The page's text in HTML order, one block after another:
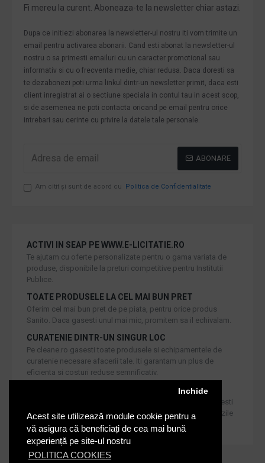
Acest site utilizează module cookie pentru a
vă asigura că beneficiați de cea mai bună
experiență pe site-ul nostru
POLITICA COOKIES
Inchide
Fi mereu la curent. Aboneaza-te la newsletter chiar astazi.
Dupa ce initiezi abonarea la newsletter-ul nostru iti vom trimite un
email pentru activarea abonarii. Cand esti abonat la newsletter-ul
nostru o sa primesti emailuri cu un caracter promotional sau
informativ si cu o frecventa medie, chiar redusa. Daca doresti sa
te dezabonezi poti urma linkul dintr-un newsletter primit, daca esti
client inregistrat ai o sectiune speciala in contul tau in acest scop,
si de asemenea ne poti contacta oricand pe email pentru orice
intrebari sau cerinte cu privire la datele tale personale.
ABONARE
Am citit şi sunt de acord cu Politica de Confidentialitate
ACTIVI IN SEAP PE WWW.E-LICITATIE.RO
Te ajutam cu oferte personalizate pentru o gama variata de
produse, disponibile la preturi competitive pentru Institutii
Publice.
TOATE PRODUSELE LA CEL MAI BUN PRET
Oferim cel mai bun pret de pe piata, pentru orice produs
Sanito. Daca gasesti unul mai mic, promitem sa il echivalam.
CURATENIE DINTR-UN SINGUR LOC
Pe cleane.ro gasesti toate produsele si echipamentele de
curatenie necesare afacerii tale. Iti garantam un plus de
eficienta si costuri reduse semnificativ.
Iti oferim produse de cea mai inalta calitate, dar daca doresti
inlocuirea sau returnarea lor, noi asiguram returul in 30 de zile
de la achizitie catre consumatori.